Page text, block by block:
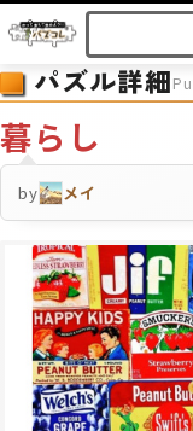
HOME
ヘルプ
フォローしている人
モザイク モザイクの
パズル詳細
暮らし
by メイ